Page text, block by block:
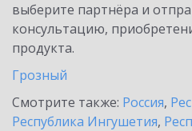
выберите партнёра и
консультацию,
продукта.
Грозный
Смотрите также: Россия,
Республика Ингушетия,